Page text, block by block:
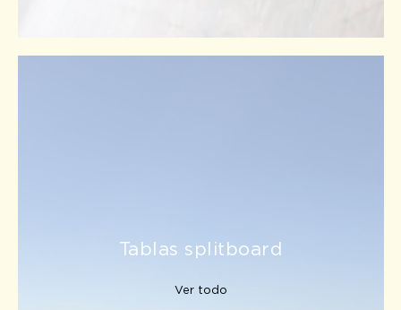
Tablas splitboard
Ver todo